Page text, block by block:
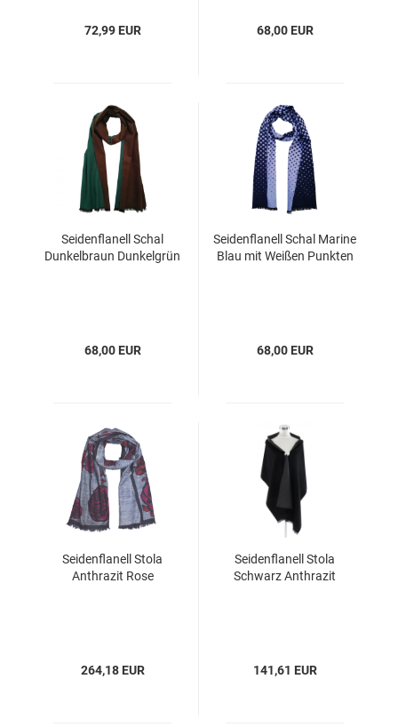
72,99 EUR 68,00 EUR
Seidenflanell Schal
Dunkelbraun Dunkelgrün
68,00 EUR
Seidenflanell Schal Marine
Blau mit Weißen Punkten
68,00 EUR
Seidenflanell Stola
Anthrazit Rose
264,18 EUR
Seidenflanell Stola
Schwarz Anthrazit
141,61 EUR